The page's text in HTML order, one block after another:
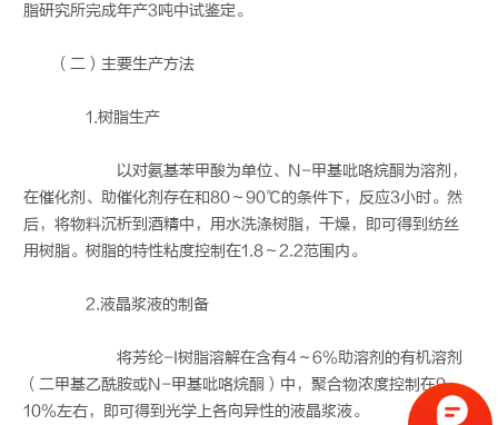
脂研究所完成年产3吨中试鉴定。
（二）主要生产方法
1.树脂生产
以对氨基苯甲酸为单位、N-甲基吡咯烷酮为溶剂，
在催化剂、助催化剂存在和80～90℃的条件下，反应3小时。然
后，将物料沉析到酒精中，用水洗涤树脂，干燥，即可得到纺丝
用树脂。树脂的特性粘度控制在1.8～2.2范围内。
2.液晶浆液的制备
将芳纶-I树脂溶解在含有4～6%助溶剂的有机溶剂
（二甲基乙酰胺或N-甲基吡咯烷酮）中，聚合物浓度控制在9～
10%左右，即可得到光学上各向异性的液晶浆液。